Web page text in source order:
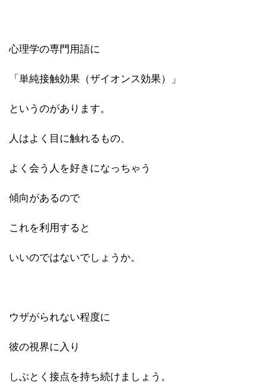
心理学の専門用語に
「単純接触効果（ザイオンス効果）」
というのがあります。
人はよく目に触れるもの、
よく会う人を好きになっちゃう
傾向があるので
これを利用すると
いいのではないでしょうか。
ウザがられない程度に
彼の視界に入り
しぶとく接点を持ち続けましょう。